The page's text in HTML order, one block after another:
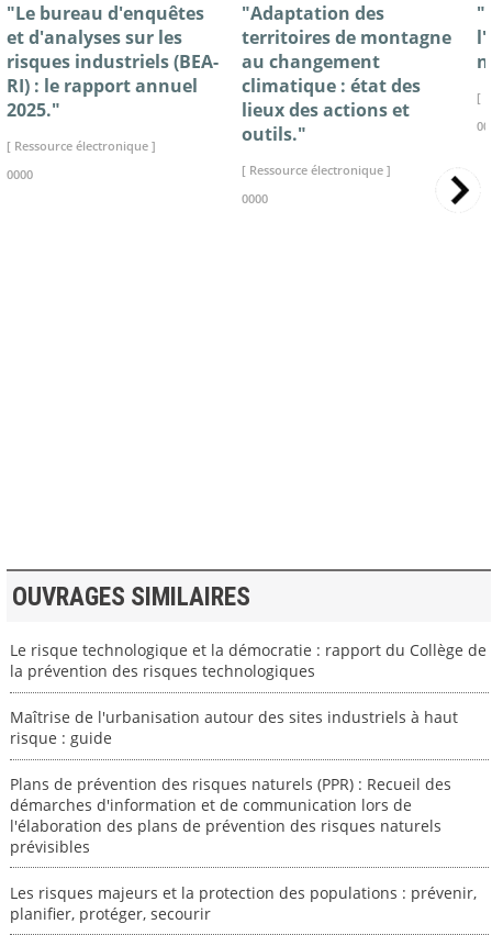
"Le bureau d'enquêtes
et d'analyses sur les
risques industriels (BEA-
RI) : le rapport annuel
2025."
[ Ressource électronique ]
0000
"Adaptation des
territoires de montagne
au changement
climatique : état des
lieux des actions et
outils."
[ Ressource électronique ]
0000
[
OUVRAGES SIMILAIRES
Le risque technologique et la démocratie : rapport du Collège de
la prévention des risques technologiques
Maîtrise de l'urbanisation autour des sites industriels à haut
risque : guide
Plans de prévention des risques naturels (PPR) : Recueil des
démarches d'information et de communication lors de
l'élaboration des plans de prévention des risques naturels
prévisibles
Les risques majeurs et la protection des populations : prévenir,
planifier, protéger, secourir